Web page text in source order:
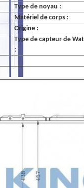
Type de noyau :
Matériel de corps :
Origine :
Type de capteur de
: